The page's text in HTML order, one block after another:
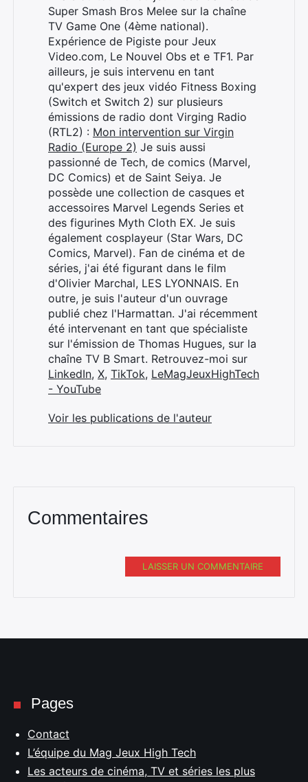
Super Smash Bros Melee sur la chaîne
TV Game One (4ème national).
Expérience de Pigiste pour Jeux
Video.com, Le Nouvel Obs et e TF1. Par
ailleurs, je suis intervenu en tant
qu'expert des jeux vidéo Fitness Boxing
(Switch et Switch 2) sur plusieurs
émissions de radio dont Virging Radio
(RTL2) : Mon intervention sur Virgin
Radio (Europe 2) Je suis aussi
passionné de Tech, de comics (Marvel,
DC Comics) et de Saint Seiya. Je
possède une collection de casques et
accessoires Marvel Legends Series et
des figurines Myth Cloth EX. Je suis
également cosplayeur (Star Wars, DC
Comics, Marvel). Fan de cinéma et de
séries, j'ai été figurant dans le film
d'Olivier Marchal, LES LYONNAIS. En
outre, je suis l'auteur d'un ouvrage
publié chez l'Harmattan. J'ai récemment
été intervenant en tant que spécialiste
sur l'émission de Thomas Hugues, sur la
chaîne TV B Smart. Retrouvez-moi sur
LinkedIn, X, TikTok, LeMagJeuxHighTech
- YouTube
Voir les publications de l'auteur
Commentaires
LAISSER UN COMMENTAIRE
Pages
Contact
L’équipe du Mag Jeux High Tech
Les acteurs de cinéma, TV et séries les plus
Rechercher
: